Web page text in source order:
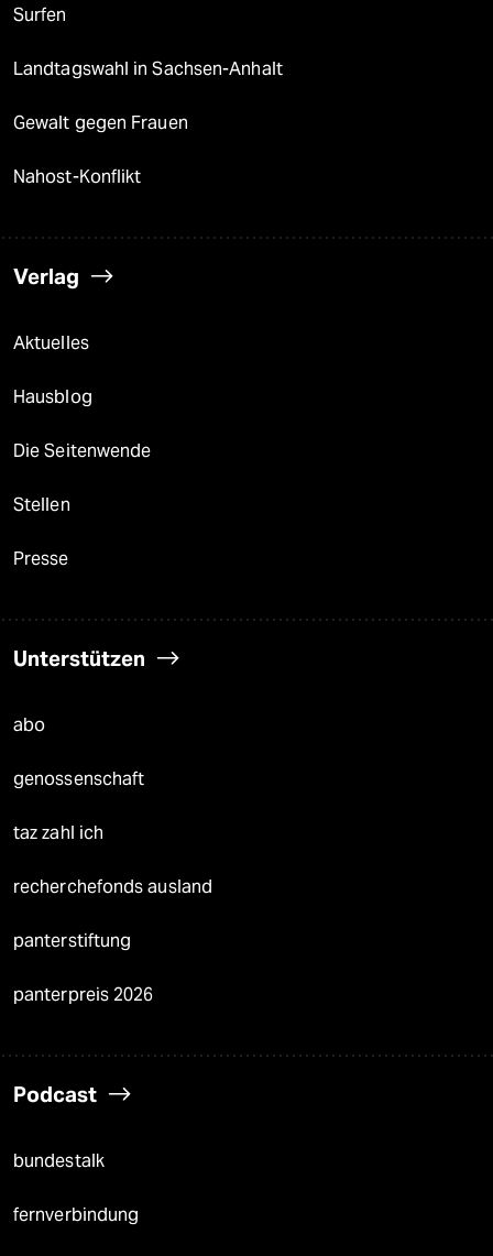
Surfen
Landtagswahl in Sachsen-Anhalt
Gewalt gegen Frauen
Nahost-Konflikt
Verlag
Aktuelles
Hausblog
Die Seitenwende
Stellen
Presse
Unterstützen
abo
genossenschaft
taz zahl ich
recherchefonds ausland
panterstiftung
panterpreis 2026
Podcast
bundestalk
fernverbindung